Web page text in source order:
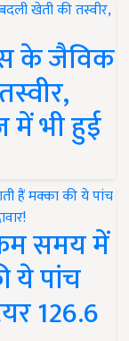
के जैविक
भी हुई
समय में
ये पांच
126.6